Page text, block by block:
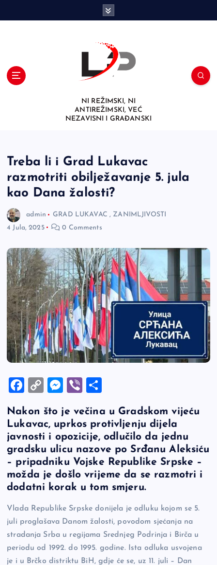
NI REŽIMSKI, NI
ANTIREŽIMSKI, VEĆ
NEZAVISNI I GRAĐANSKI
Treba li i Grad Lukavac
razmotriti obilježavanje 5. jula
kao Dana žalosti?
admin GRAD LUKAVAC , ZANIMLJIVOSTI
4 Jula, 2025
0 Comments
F
c
e
b
o
o
k
C
p
y
Li
n
k
M
se
n
g
er
Vi
er ar
e
Nakon što je večina u Gradskom vijeću
Lukavac, uprkos protivljenju dijela
javnosti i opozicije, odlučilo da jednu
gradsku ulicu nazove po Srđanu Aleksiću
– pripadniku Vojske Republike Srpske –
možda je došlo vrijeme da se razmotri i
dodatni korak u tom smjeru.
Vlada Republike Srpske donijela je odluku kojom se 5.
juli proglašava Danom žalosti, povodom sjećanja na
stradanja Srba u regijama Srednjeg Podrinja i Birča u
periodu od 1992. do 1995. godine. Ista odluka usvojena
je i u Brčko distriktu BiH, gdje će se, uz 11. juli – Dan